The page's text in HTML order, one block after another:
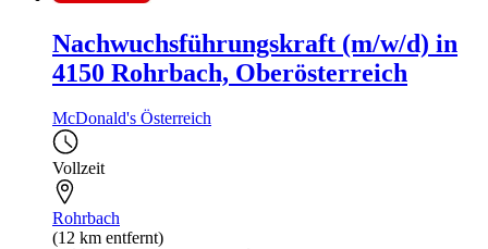
Nachwuchsführungskraft (m/w/d) in
4150 Rohrbach, Oberösterreich
McDonald's Österreich
Vollzeit
Rohrbach
(12 km entfernt)